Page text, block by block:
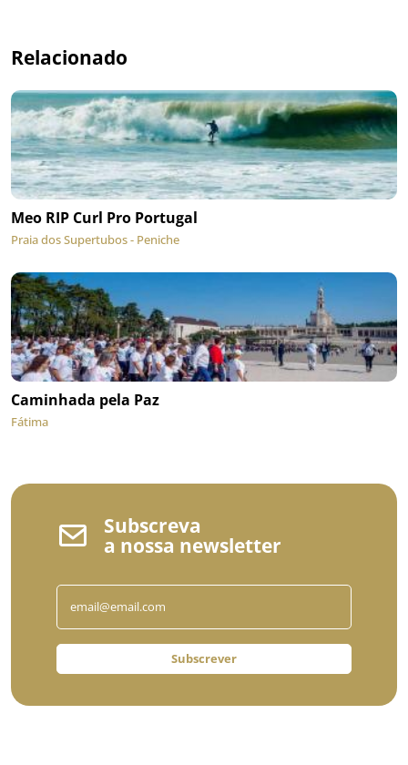
Relacionado
Meo RIP Curl Pro Portugal
Praia dos Supertubos - Peniche
Caminhada pela Paz
Fátima
Subscreva
a nossa newsletter
Subscrever